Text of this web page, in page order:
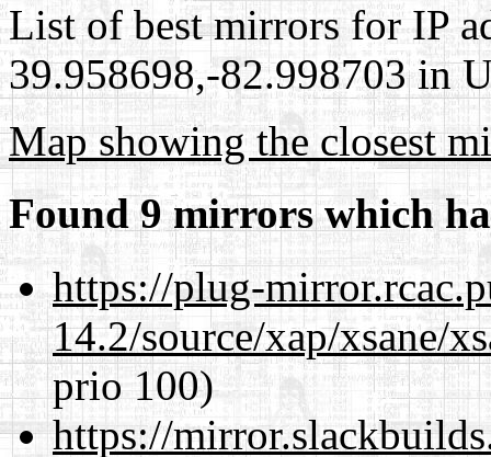
List of best mirrors for IP
39.958698,-82.998703 in
Map showing the closest
Found 9 mirrors which
https://plug-
14.2/source/xap/xsane/
prio 100)
https://